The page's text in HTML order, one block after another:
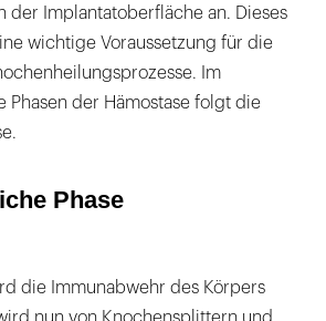
der Implantatoberfläche an. Dieses
wichtige Voraussetzung für die
Im
Phasen der Hämostase folgt die
Phase
die Immunabwehr des Körpers